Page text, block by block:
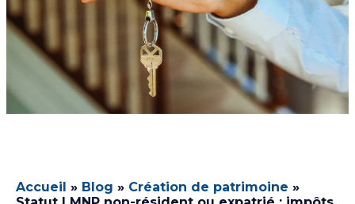
Accueil » Blog » Création de patrimoine »